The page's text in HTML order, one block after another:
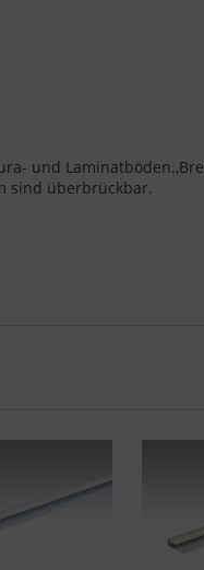
und
sind überbrückbar.